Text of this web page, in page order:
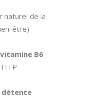
naturel de la
être)
vitamine B6
détente